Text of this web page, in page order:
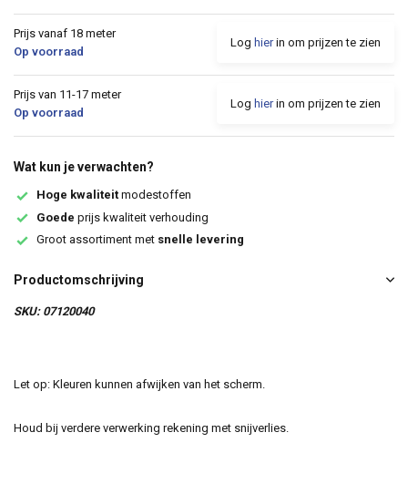
Prijs vanaf 18 meter
Op voorraad
Log hierin om prijzen te zien
Prijs van 11-17 meter
Op voorraad
Log hierin om prijzen te zien
Wat kun je verwachten?
Hoge kwaliteit modestoffen
Goede prijs kwaliteit verhouding
Groot assortiment met snelle levering
Productomschrijving
SKU: 07120040
Let op: Kleuren kunnen afwijken van het scherm.
Houd bij verdere verwerking rekening met snijverlies.